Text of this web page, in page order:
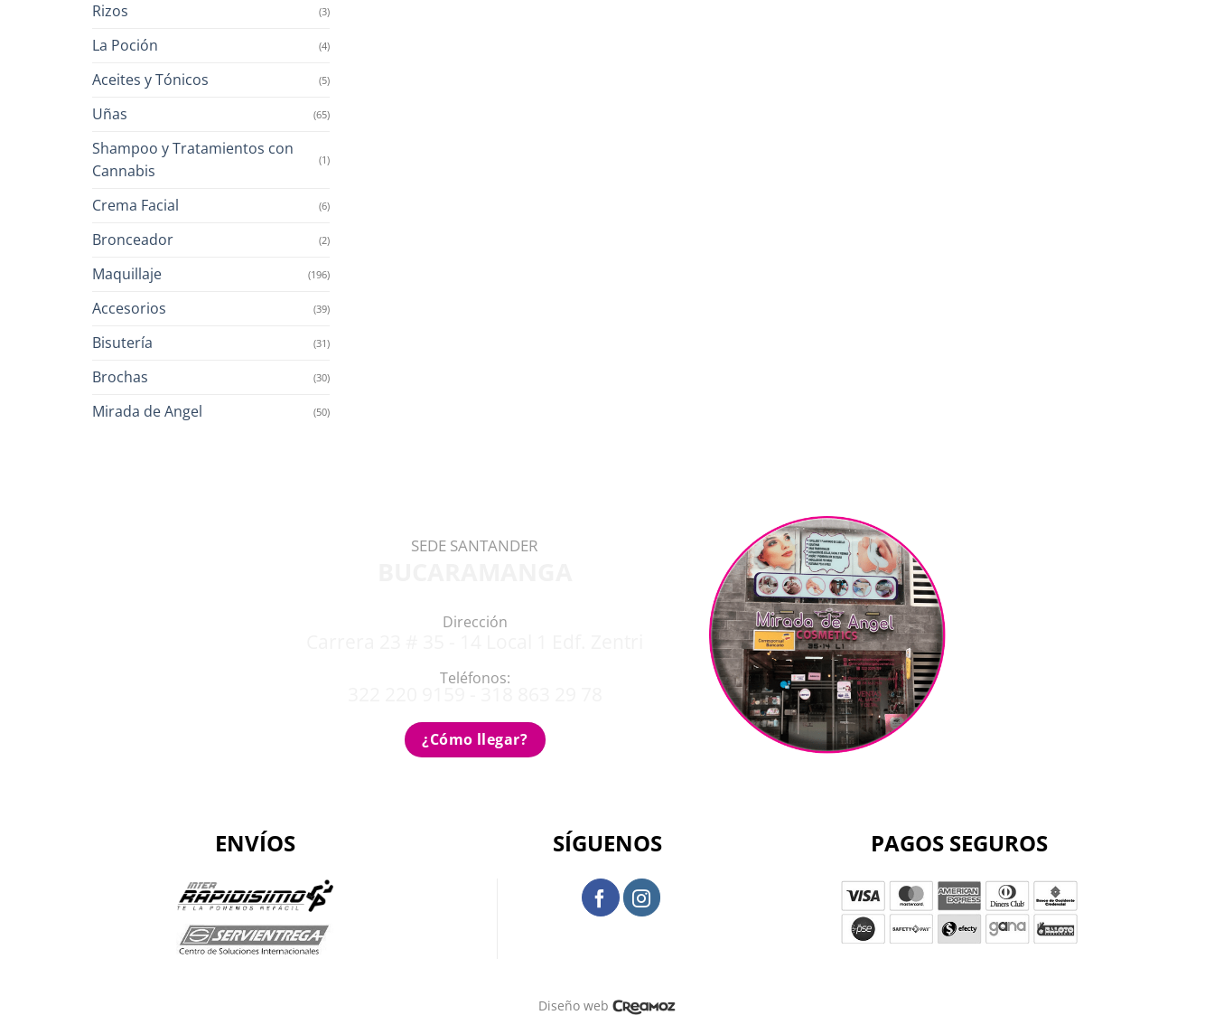
Rizos (3)
La Poción (4)
Aceites y Tónicos (5)
Uñas (65)
Shampoo y Tratamientos con
Cannabis
(1)
Crema Facial (6)
Bronceador (2)
Maquillaje (196)
Accesorios (39)
Bisutería (31)
Brochas (30)
Mirada de Angel (50)
SEDE SANTANDER
Dirección
Teléfonos:
¿Cómo llegar?
ENVÍOS SÍGUENOS PAGOS SEGUROS
Diseño web